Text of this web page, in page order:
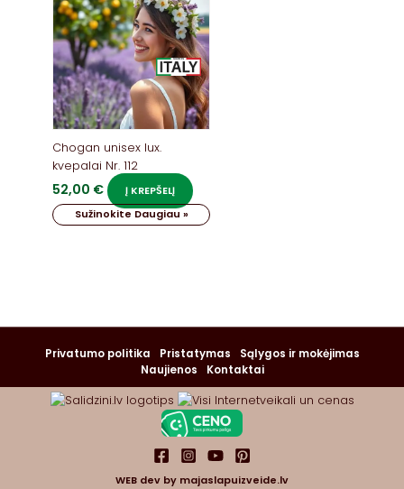
Chogan unisex lux.
kvepalai Nr. 112
52,00 €
Į KREPŠELĮ
Sužinokite Daugiau »
Privatumo politika Pristatymas
Sąlygos ir mokėjimas
Naujienos
Kontaktai
WEB dev by majaslapuizveide.lv